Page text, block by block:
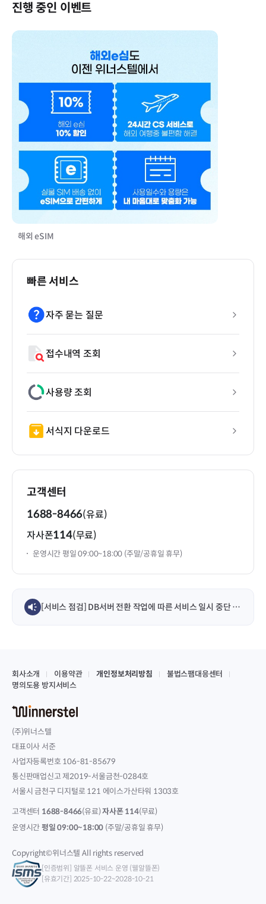
진행 중인 이벤트
해외 eSIM
빠른 서비스
자주 묻는 질문
접수내역 조회
사용량 조회
서식지 다운로드
고객센터
1688-8466(유료)
자사폰114(무료)
운영시간 평일 09:00~18:00 (주말/공휴일 휴무)
[서비스 점검] DB서버 전환 작업에 따른 서비스 일시 중단 안내
회사소개 이용약관 개인정보처리방침
불법스팸대응센터
명의도용 방지서비스
(주)위너스텔
대표이사 서준
사업자등록번호 106-81-85679
통신판매업신고 제2019-서울금천-0284호
서울시 금천구 디지털로 121 에이스가산타워 1303호
고객센터 1688-8466(유료)자사폰 114(무료)
운영시간평일 09:00~18:00 (주말/공휴일 휴무)
Copyright©위너스텔 All rights reserved
[인증범위] 알뜰폰 서비스 운영 (웰알뜰폰)
[유효기간] 2025-10-22~2028-10-21